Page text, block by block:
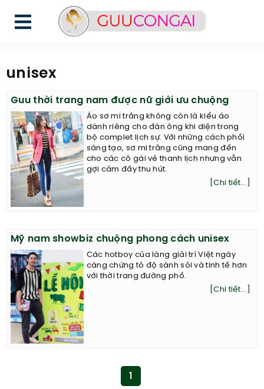
unisex
Guu thời trang nam được nữ giới ưu chuộng
Áo sơ mi trắng không còn là kiểu áo
dành riêng cho đàn ông khi diện trong
bộ complet lịch sự. Với những cách phối
sáng tạo, sơ mi trắng cũng mang đến
cho các cô gái vẻ thanh lịch nhưng vẫn
gợi cảm đầy thu hút.
[Chi tiết...]
Mỹ nam showbiz chuộng phong cách unisex
Các hotboy của làng giải trí Việt ngày
càng chứng tỏ độ sành sỏi và tinh tế hơn
với thời trang đường phố.
[Chi tiết...]
1